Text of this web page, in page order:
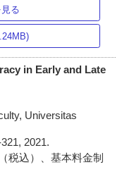
る
in Early and Late
Universitas
2021.
税込）、基本料金制